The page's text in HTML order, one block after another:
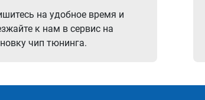
на удобное время и
к нам в сервис на
чип тюнинга.